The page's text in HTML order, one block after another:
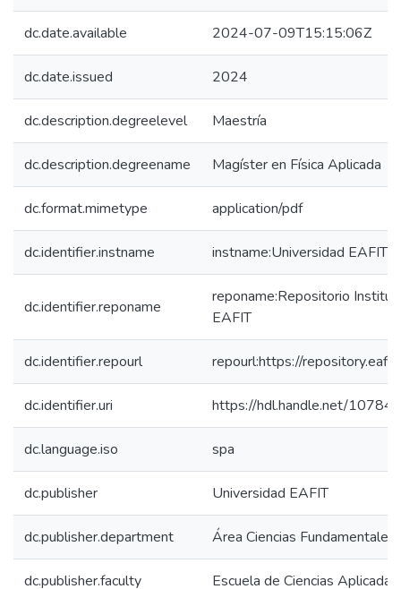
dc.date.available 2024-07-09T15:15:06Z
dc.date.issued 2024
dc.description.degreelevel Maestría
dc.description.degreename Magíster en Física Aplicada
dc.format.mimetype application/pdf
dc.identifier.instname instname:Universidad EAFIT
dc.identifier.reponame
reponame:Repositorio
EAFIT
dc.identifier.repourl repourl:https://
dc.identifier.uri https://hdl.handle.net/
dc.language.iso spa
dc.publisher Universidad EAFIT
dc.publisher.department Área Ciencias Fundamentales
dc.publisher.faculty Escuela de Ciencias